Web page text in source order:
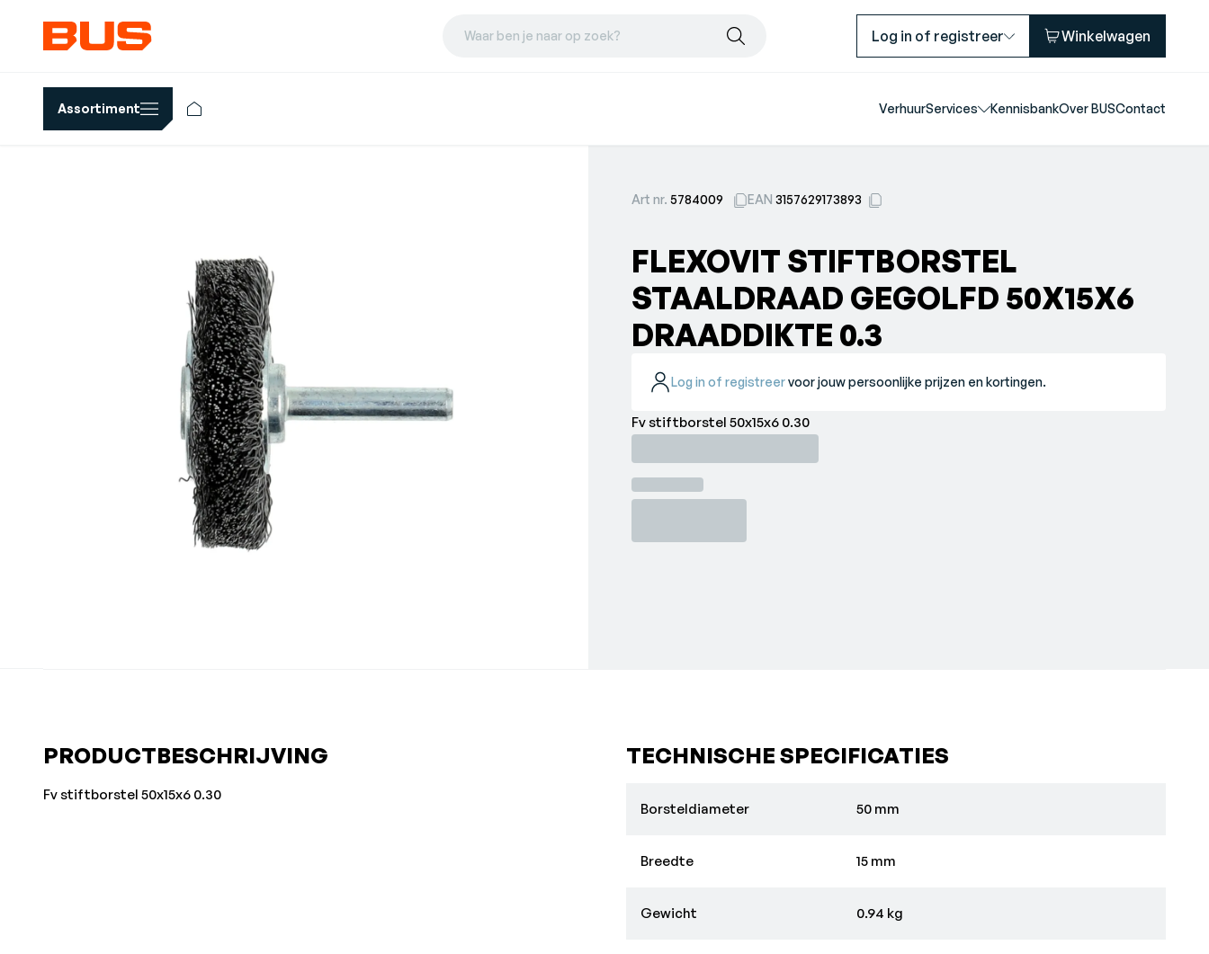
Waar ben je naar op zoek? Log in of registreer Winkelwagen
Assortiment VerhuurServices KennisbankOver BUSContact
Art nr.5784009 EAN3157629173893
FLEXOVIT STIFTBORSTEL
STAALDRAAD GEGOLFD 50X15X6
DRAADDIKTE 0.3
Log in of registreervoor jouw persoonlijke prijzen en kortingen.
Fv stiftborstel 50x15x6 0.30
PRODUCTBESCHRIJVING
Fv stiftborstel 50x15x6 0.30
TECHNISCHE SPECIFICATIES
Borsteldiameter 50 mm
Breedte 15 mm
Gewicht 0.94 kg